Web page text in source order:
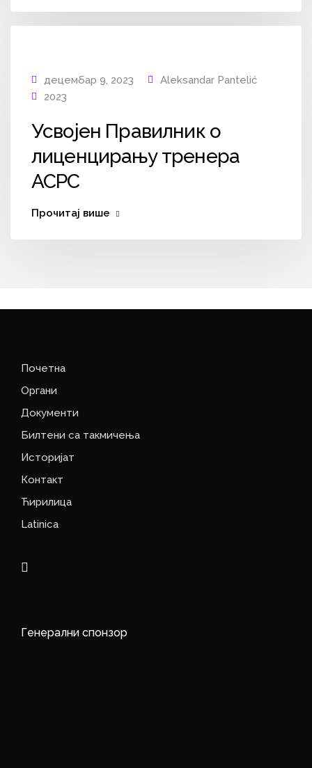
децембар 9, 2023
Aleksandar Pantelić
2023
Усвојен Правилник о
лиценцирању тренера
АСРС
Прочитај више
Почетна
Органи
Документи
Билтени са такмичења
Историјат
Контакт
Ћирилица
Latinica
Генерални спонзор